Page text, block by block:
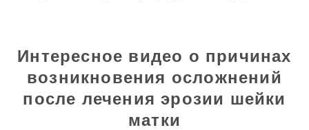
Интересное видео о причинах
возникновения осложнений
после лечения эрозии шейки
матки